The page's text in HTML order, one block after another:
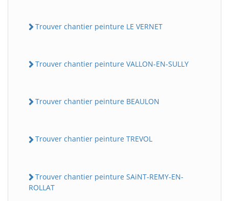
Trouver chantier peinture LE VERNET
Trouver chantier peinture VALLON-EN-SULLY
Trouver chantier peinture BEAULON
Trouver chantier peinture TREVOL
Trouver chantier peinture SAiNT-REMY-EN-
ROLLAT